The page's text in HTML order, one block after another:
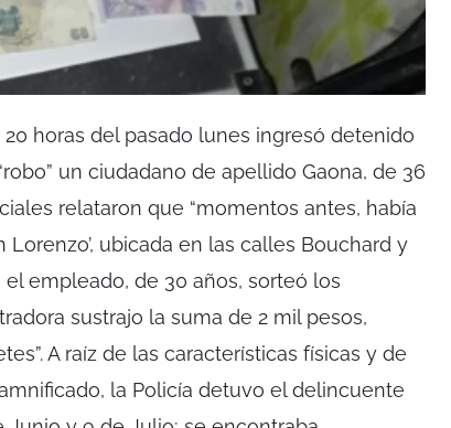
20 horas del pasado lunes ingresó detenido
un ciudadano de apellido Gaona, de 36
relataron que “momentos antes, había
Lorenzo’, ubicada en las calles Bouchard y
empleado, de 30 años, sorteó los
sustrajo la suma de 2 mil pesos,
A raíz de las características físicas y de
la Policía detuvo el delincuente